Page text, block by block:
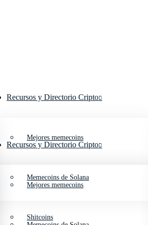
Recursos y Directorio Cripto
Mejores memecoins
Memecoins de Solana
Shitcoins
Recursos y Directorio Cripto
Mejores memecoins